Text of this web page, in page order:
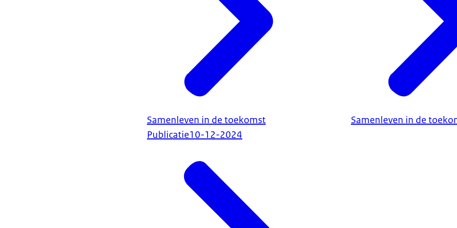
Samenleven in de toekomst
Publicatie10-12-2024
Samenleven in de